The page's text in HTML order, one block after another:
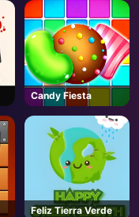
Candy Fiesta
Feliz Tierra Verde